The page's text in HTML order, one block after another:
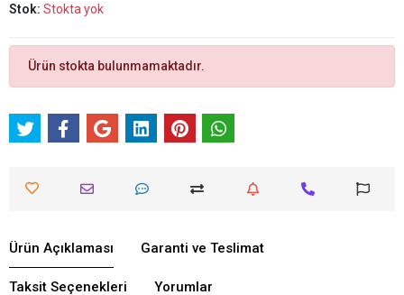
Stok: Stokta yok
Ürün stokta bulunmamaktadır.
Ürün Açıklaması Garanti ve Teslimat
Taksit Seçenekleri Yorumlar